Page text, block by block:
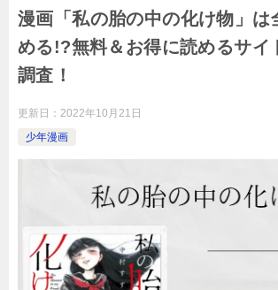
漫画「私の胎の中の化け物」は
める!?無料＆お得に読めるサイ
調査！
更新日： 2022年10月21日
少年漫画